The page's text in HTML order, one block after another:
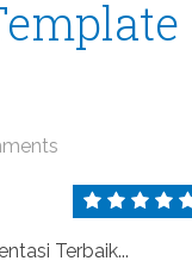
Terbaik...